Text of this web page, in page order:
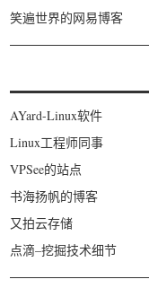
笑遍世界的网易博客
AYard-Linux软件
Linux工程师同事
VPSee的站点
书海扬帆的博客
又拍云存储
点滴–挖掘技术细节